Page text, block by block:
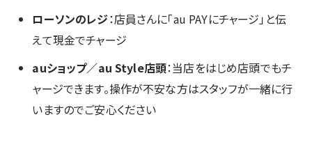
ローソンのレジ：店員さんに「au PAYにチャージ」と伝
えて現金でチャージ
auショップ／au Style店頭：当店をはじめ店頭でもチ
ャージできます。操作が不安な方はスタッフが一緒に行
いますのでご安心ください